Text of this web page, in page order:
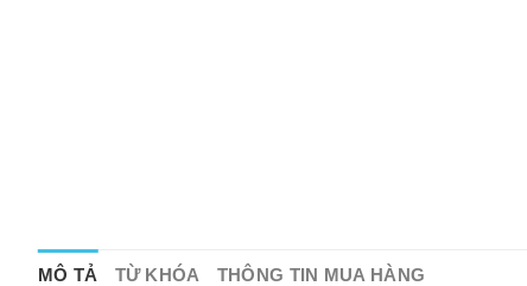
MÔ TẢ TỪ KHÓA THÔNG TIN MUA HÀNG